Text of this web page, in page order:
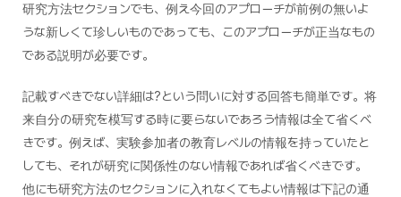
研究方法セクションでも、例え今回のアプローチが前例の無いよ
うな新しくて珍しいものであっても、このアプローチが正当なもの
である説明が必要です。
記載すべきでない詳細は?という問いに対する回答も簡単です。将
来自分の研究を模写する時に要らないであろう情報は全て省くべ
きです。例えば、実験参加者の教育レベルの情報を持っていたと
しても、それが研究に関係性のない情報であれば省くべきです。
他にも研究方法のセクションに入れなくてもよい情報は下記の通